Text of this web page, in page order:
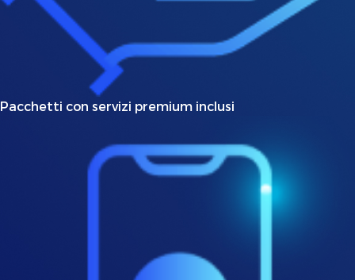
Pacchetti con servizi premium inclusi